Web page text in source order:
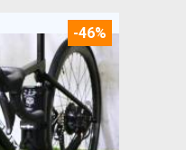
-46%